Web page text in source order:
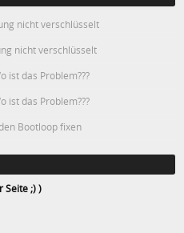
nicht verschlüsselt
nicht verschlüsselt
ist das Problem???
ist das Problem???
Bootloop fixen
Seite ;) )